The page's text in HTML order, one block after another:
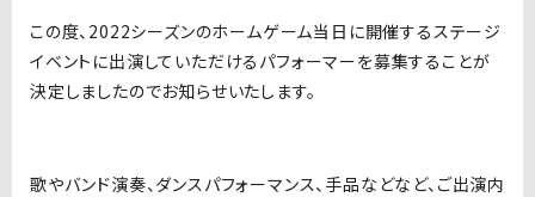
この度、2022シーズンのホームゲーム当日に開催するステージ
イベントに出演していただけるパフォーマーを募集することが
決定しましたのでお知らせいたします。
歌やバンド演奏、ダンスパフォーマンス、手品などなど、ご出演内